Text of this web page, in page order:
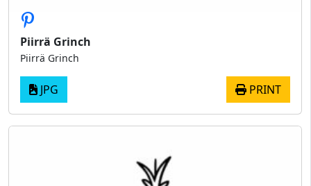
Piirrä Grinch
Piirrä Grinch
JPG PRINT